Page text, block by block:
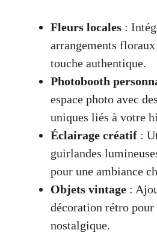
Fleurs locales :
arrangements
touche authentique.
Photobooth
espace photo avec
uniques liés à votre
Éclairage créatif :
guirlandes
pour une ambiance
Objets vintage :
décoration rétro
nostalgique.